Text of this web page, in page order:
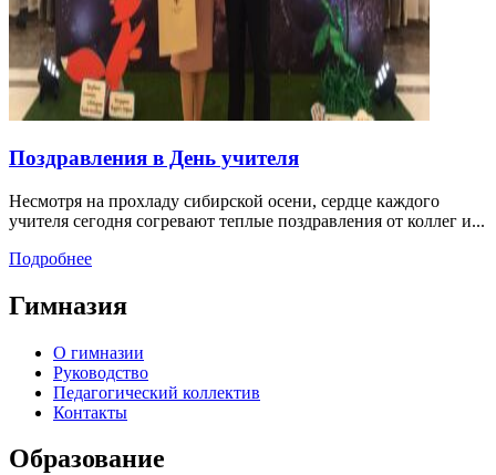
Поздравления в День учителя
Несмотря на прохладу сибирской осени, сердце каждого
учителя сегодня согревают теплые поздравления от коллег и...
Подробнее
Гимназия
О гимназии
Руководство
Педагогический коллектив
Контакты
Образование